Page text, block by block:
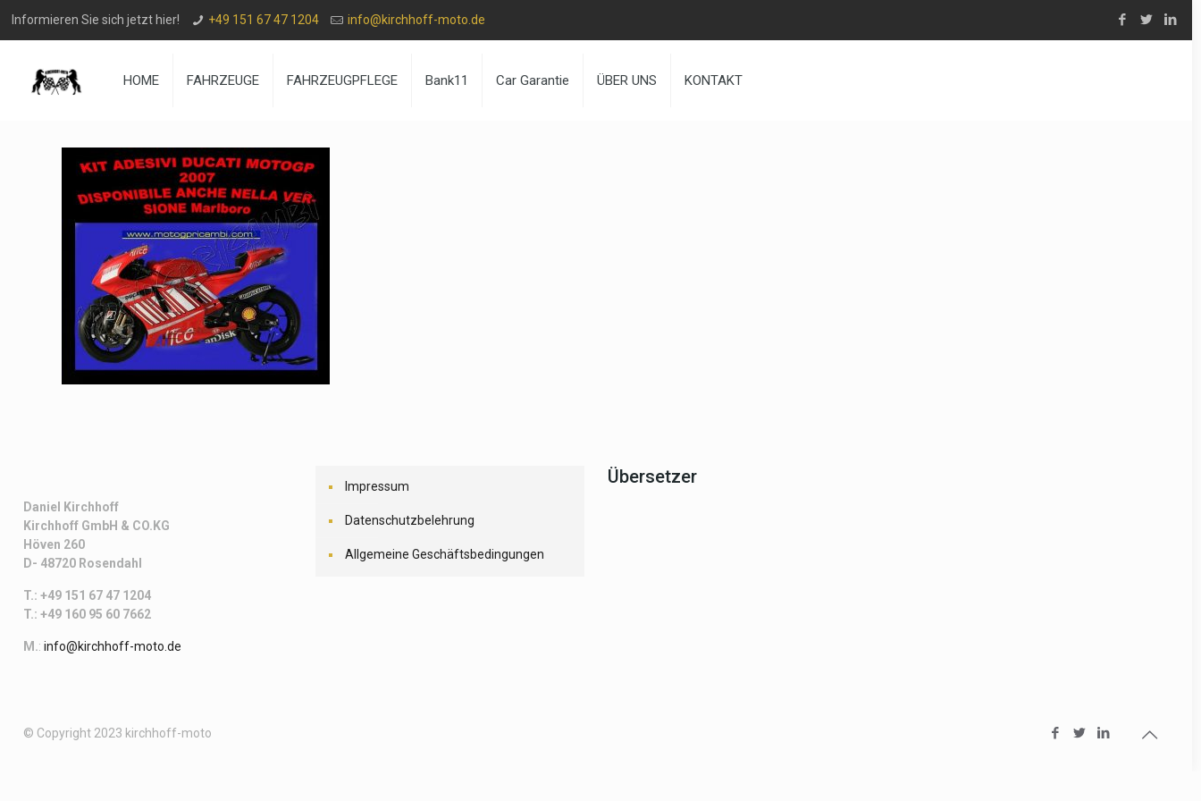
Informieren Sie sich jetzt hier! +49 151 67 47 1204 info@kirchhoff-moto.de
HOME FAHRZEUGE FAHRZEUGPFLEGE Bank11 Car Garantie ÜBER UNS KONTAKT
Daniel Kirchhoff
Kirchhoff GmbH & CO.KG
Höven 260
D- 48720 Rosendahl
T.: +49 151 67 47 1204
T.: +49 160 95 60 7662
M.:info@kirchhoff-moto.de
Impressum
Datenschutzbelehrung
Allgemeine Geschäftsbedingungen
Übersetzer
© Copyright 2023 kirchhoff-moto